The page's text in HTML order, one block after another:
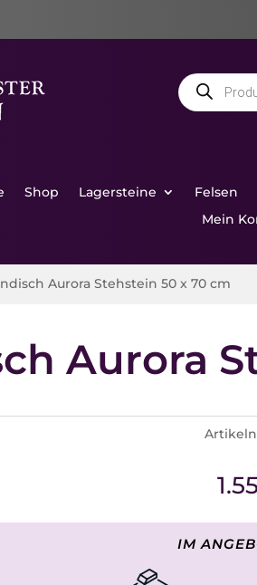
Products
search
Shop Lagersteine Felsen
Mein
Aurora Stehstein 50 x 70 cm
Aurora
IM